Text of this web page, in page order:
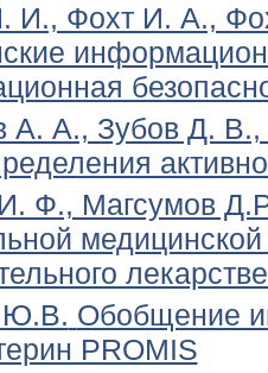
И., Фохт И. А.,
А. А., Зубов Д.
Ф., Магсумов
Ю.В. Обобщение
PROMIS